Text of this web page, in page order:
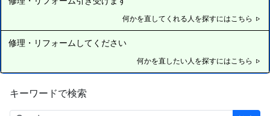
何かを直してくれる人を探すにはこちら
修理・リフォームしてください
何かを直したい人を探すにはこちら
キーワードで検索